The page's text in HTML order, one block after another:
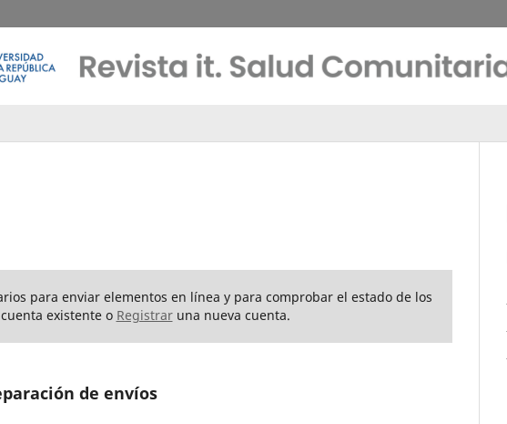
para enviar elementos en línea y para comprobar el estado de los
existente o Registraruna nueva cuenta.
de envíos